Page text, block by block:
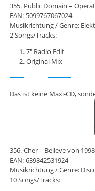
355. Public Domain –
EAN: 5099767067024
Musikrichtung / Genre:
2 Songs/Tracks:
7″ Radio Edit
Original Mix
Das ist keine Maxi-CD,
356. Cher – Believe von 1998
EAN: 639842531924
Musikrichtung / Genre:
10 Songs/Tracks: